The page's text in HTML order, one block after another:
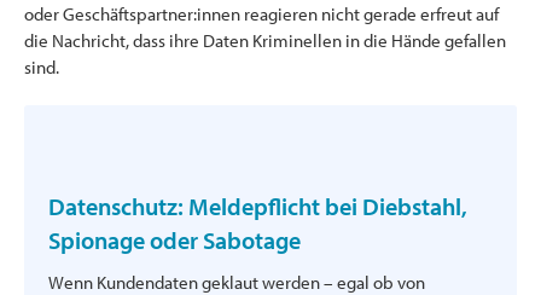
oder Geschäftspartner:innen reagieren nicht gerade erfreut auf
die Nachricht, dass ihre Daten Kriminellen in die Hände gefallen
sind.
Datenschutz: Meldepflicht bei Diebstahl,
Spionage oder Sabotage
Wenn Kundendaten geklaut werden – egal ob von